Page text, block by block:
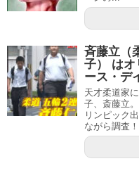
斉藤立（
子） はオ
ース・デ
天才柔道家
子、斎藤立
リンピック
ながら調査！